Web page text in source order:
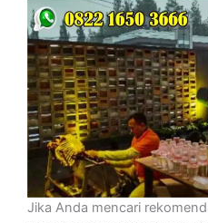
Jika Anda mencari